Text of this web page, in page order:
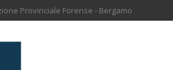
Provinciale Forense - Bergamo